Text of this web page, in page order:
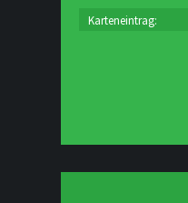
Karteneintrag